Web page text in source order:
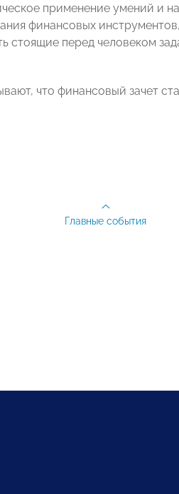
применение умений и
финансовых
стоящие перед человеком
что финансовый зачет
Главные события